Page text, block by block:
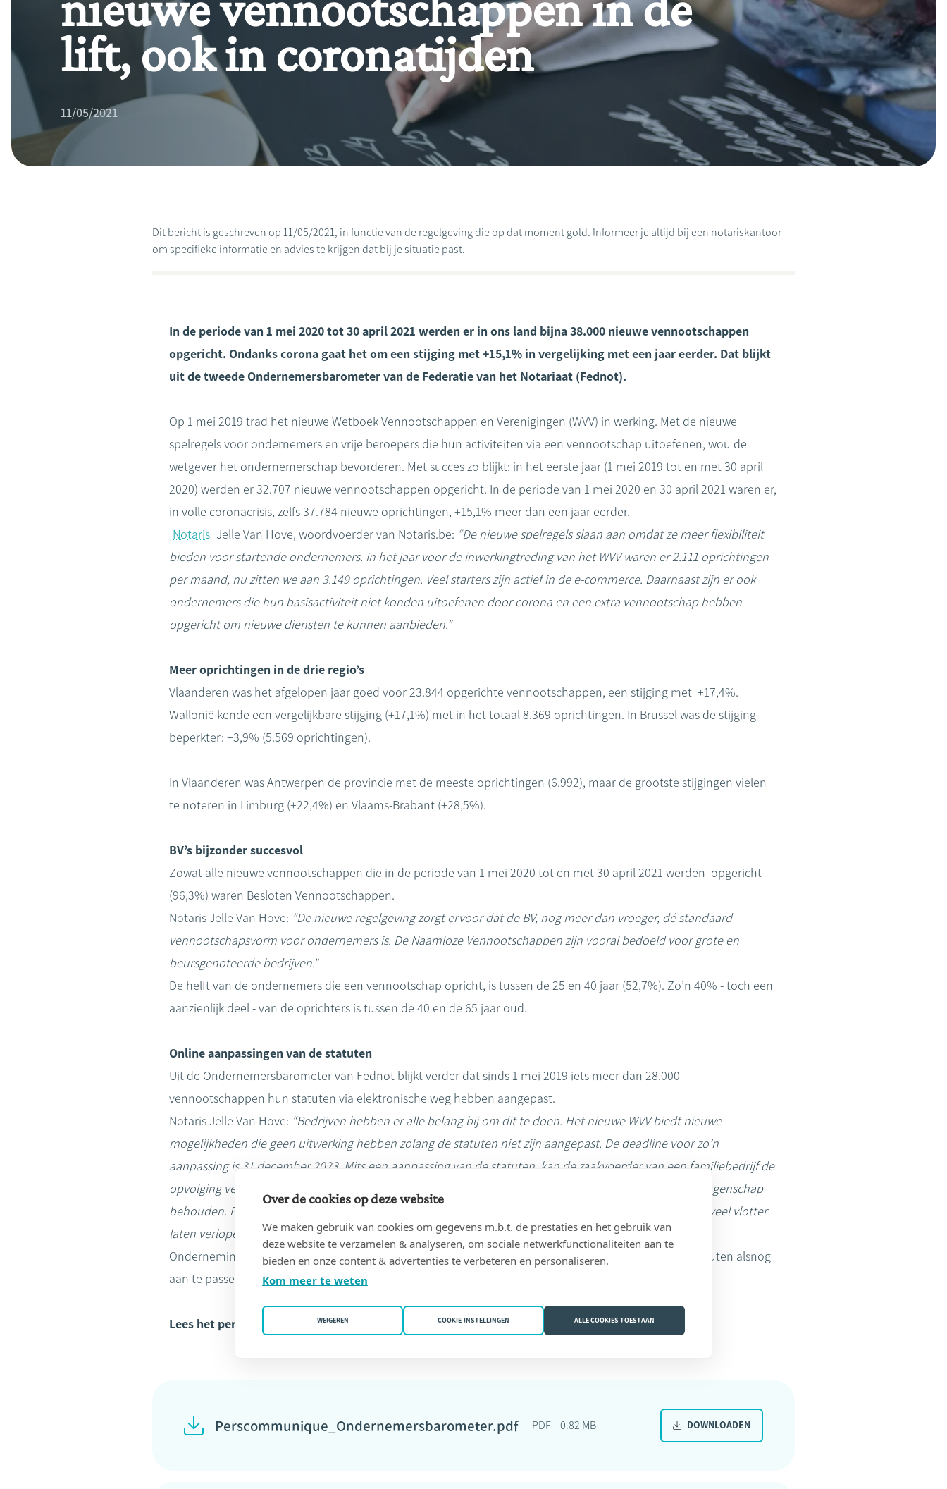
lift, ook in coronatijden
11/05/2021
Dit bericht is geschreven op 11/05/2021, in functie van de regelgeving die op dat moment gold. Informeer je altijd bij een notariskantoor
om specifieke informatie en advies te krijgen dat bij je situatie past.
In de periode van 1 mei 2020 tot 30 april 2021 werden er in ons land bijna 38.000 nieuwe vennootschappen
opgericht. Ondanks corona gaat het om een stijging met +15,1% in vergelijking met een jaar eerder. Dat blijkt
uit de tweede Ondernemersbarometer van de Federatie van het Notariaat (Fednot).
Op 1 mei 2019 trad het nieuwe Wetboek Vennootschappen en Verenigingen (WVV) in werking. Met de nieuwe
spelregels voor ondernemers en vrije beroepers die hun activiteiten via een vennootschap uitoefenen, wou de
wetgever het ondernemerschap bevorderen. Met succes zo blijkt: in het eerste jaar (1 mei 2019 tot en met 30 april
2020) werden er 32.707 nieuwe vennootschappen opgericht. In de periode van 1 mei 2020 en 30 april 2021 waren er,
in volle coronacrisis, zelfs 37.784 nieuwe oprichtingen, +15,1% meer dan een jaar eerder.
Notaris Jelle Van Hove, woordvoerder van Notaris.be: “De nieuwe spelregels slaan aan omdat ze meer flexibiliteit
bieden voor startende ondernemers. In het jaar voor de inwerkingtreding van het WVV waren er 2.111 oprichtingen
per maand, nu zitten we aan 3.149 oprichtingen. Veel starters zijn actief in de e-commerce. Daarnaast zijn er ook
ondernemers die hun basisactiviteit niet konden uitoefenen door corona en een extra vennootschap hebben
opgericht om nieuwe diensten te kunnen aanbieden.”
Meer oprichtingen in de drie regio’s
Vlaanderen was het afgelopen jaar goed voor 23.844 opgerichte vennootschappen, een stijging met +17,4%.
Wallonië kende een vergelijkbare stijging (+17,1%) met in het totaal 8.369 oprichtingen. In Brussel was de stijging
beperkter: +3,9% (5.569 oprichtingen).
In Vlaanderen was Antwerpen de provincie met de meeste oprichtingen (6.992), maar de grootste stijgingen vielen
te noteren in Limburg (+22,4%) en Vlaams-Brabant (+28,5%).
BV’s bijzonder succesvol
Zowat alle nieuwe vennootschappen die in de periode van 1 mei 2020 tot en met 30 april 2021 werden opgericht
(96,3%) waren Besloten Vennootschappen.
Notaris Jelle Van Hove: ”De nieuwe regelgeving zorgt ervoor dat de BV, nog meer dan vroeger, dé standaard
vennootschapsvorm voor ondernemers is. De Naamloze Vennootschappen zijn vooral bedoeld voor grote en
beursgenoteerde bedrijven.”
De helft van de ondernemers die een vennootschap opricht, is tussen de 25 en 40 jaar (52,7%). Zo’n 40% - toch een
aanzienlijk deel - van de oprichters is tussen de 40 en de 65 jaar oud.
Online aanpassingen van de statuten
Uit de Ondernemersbarometer van Fednot blijkt verder dat sinds 1 mei 2019 iets meer dan 28.000
vennootschappen hun statuten via elektronische weg hebben aangepast.
Notaris Jelle Van Hove: “Bedrijven hebben er alle belang bij om dit te doen. Het nieuwe WVV biedt nieuwe
mogelijkheden die geen uitwerking hebben zolang de statuten niet zijn aangepast. De deadline voor zo’n
aanpassing is 31 december 2023. Mits een aanpassing van de statuten, kan de zaakvoerder van een familiebedrijf de
opvolging veel beter regelen. Hij kan ook al aandelen schenken aan zijn kinderen en tegelijkertijd de zeggenschap
behouden. En besloten vennootschappen kunnen de toetreding en de uittreding van aandeelhouders veel vlotter
laten verlopen.”
Ondernemingen die de deadline missen, zullen een omslachtiger procedure moeten volgen om de statuten alsnog
aan te passen. Snel een afspraak maken met de notaris is dus aangeraden.
Lees het perscommuniqué en ontdek de Ondernemersbarometer.
Perscommunique_Ondernemersbarometer.pdf PDF 0.82 MB DOWNLOADEN
Over de cookies op deze website
We maken gebruik van cookies om gegevens m.b.t. de prestaties en het gebruik van
deze website te verzamelen & analyseren, om sociale netwerkfunctionaliteiten aan te
bieden en onze content & advertenties te verbeteren en personaliseren.
Kom meer te weten
WEIGEREN COOKIE-INSTELLINGEN ALLE COOKIES TOESTAAN